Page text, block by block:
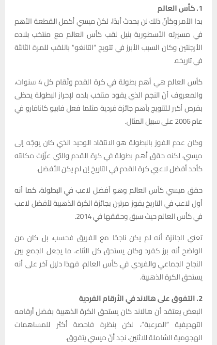
1. كأس العالم
بدا الأمر وكأنّ ذلك لن يحدث أبدًا، لكنّ ميسي أكمل القطعة الأهم
في مسيرته الأسطورية بنيل لقب كأس العالم مع منتخب بلاده
الأرجنتين وكان السبب الأبرز في تتويج “التانغو” باللقب للمرة الثالثة
في تاريخه.
كأس العالم هي أهم بطولة في كرة القدم وتُقام كل 4 سنوات،
والمعروف أنّ النجم الذي يقود منتخب بلده لإحراز البطولة يحظى
بفرص أكبر للتتويج بأهم جائزة فردية مثلما فعل فابيو كانافارو في
عام 2006 على سبيل المثال.
وكان عدم الفوز بالبطولة هو الانتقاد الوحيد الذي كان يوجّه إلى
ميسي، لكنه حقق أهم بطولة في كرة القدم والتي عزّزت مكانته
كأحد أفضل لاعبي كرة القدم في التاريخ إن لم يكن الأفضل.
حقق ميسي كأس العالم وهو أفضل لاعب في البطولة، كما أنه
أول لاعب في التاريخ يفوز مرتين بجائزة الكرة الذهبية لأفضل لاعب
في كأس العالم حيث سبق وحققها في 2014.
تعني الجائزة أنه لم يكن ناجحًا مع الفريق فحسب، بل كان من
الواضح أنه برز كفرد وكان يستحق كل الثناء، ما يجعل الجمع بين
النجاح الجماعي والفردي في كأس العالم، فهذا دليل آخر على أنه
يستحق الكرة الذهبية.
2. التفوق على هالاند في الأرقام الفردية
البعض يعتقد أن هالاند كان يستحق الكرة الذهبية بفضل أرقامه
التهديفية “المرعبة”، لكن بنظرة فاحصة أكثر للمساهمات
الهجومية الشاملة للاثنين، نجد أنّ ميسي يتفوق.